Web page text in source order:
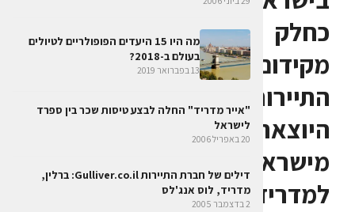
כחלק
מקידום
התיירות
היוצאת
מישראל
למדריד
מה היו 15 היעדים הפופולריים לטיולים
בעולם ב-2018?
13 בפברואר 2019
"אייר מדריד" החלה לבצע טיסות שכר בין ספרד
לישראל
20 באפריל 2006
דילים של חברת התיירות Gulliver.co.il: ברלין,
מדריד, לוס אנג'לס
2 בדצמבר 2005